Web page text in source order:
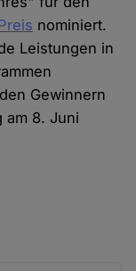
nominiert.
Leistungen in
Gewinnern
am 8. Juni